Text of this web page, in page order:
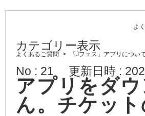
よ
カテゴリー表示
よくあるご質問 > 「Jフェス」アプリについ
No : 21 更新日時 :
アプリをダ
ん。チケッ